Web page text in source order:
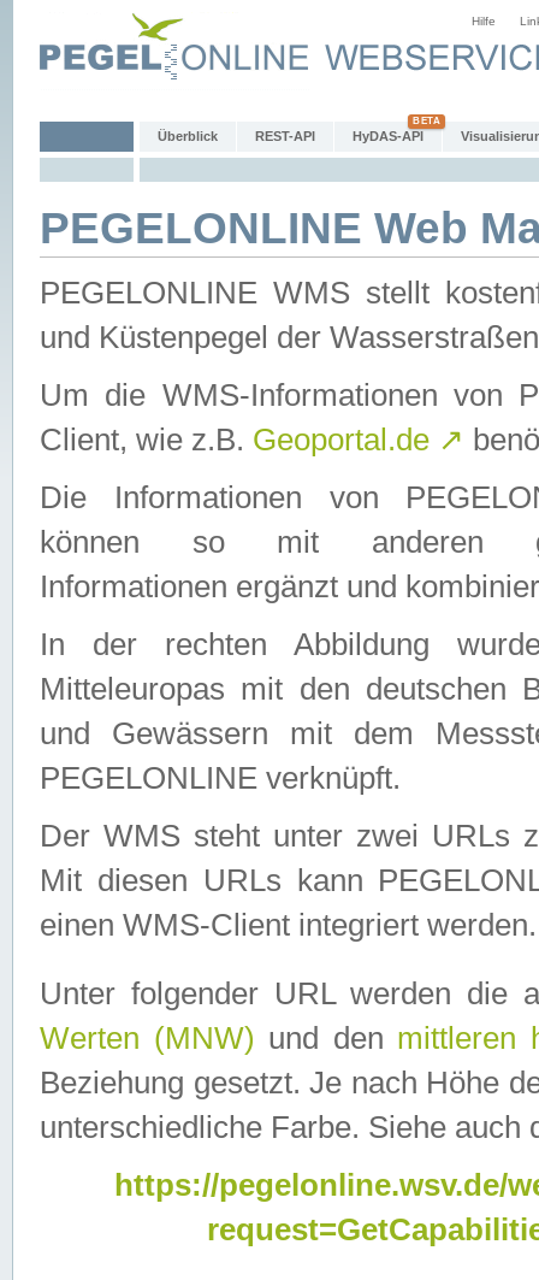
Hilfe
Überblick REST-API HyDAS-API
PEGELONLINE Web
PEGELONLINE WMS stellt
und Küstenpegel der
Um die WMS-Informationen von
Client, wie z.B. Geoportal.de ↗
Die Informationen von
können so mit anderen
Informationen ergänzt und
In der rechten Abbildung
Mitteleuropas mit den deutschen
und Gewässern mit dem
PEGELONLINE verknüpft.
Der WMS steht unter zwei URLs
Mit diesen URLs kann
einen WMS-Client integriert werden.
Unter folgender URL werden die
Werten (MNW) und den mittleren
Beziehung gesetzt. Je nach Höhe
unterschiedliche Farbe. Siehe auch
https://pegelonline.wsv.de/